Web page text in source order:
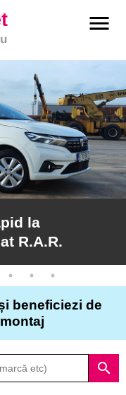
menu
la
R.A.R.
beneficiezi de
search